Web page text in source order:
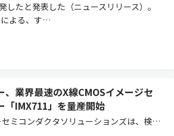
したと発表した（ニュースリリース）。
よる、す…
、業界最速のX線CMOSイメージセ
「IMX711」を量産開始
セミコンダクタソリューションズは、検